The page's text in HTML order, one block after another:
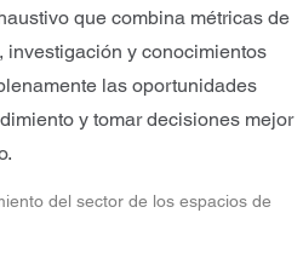
que combina métricas de
investigación y conocimientos
las oportunidades
y tomar decisiones mejor
del sector de los espacios de